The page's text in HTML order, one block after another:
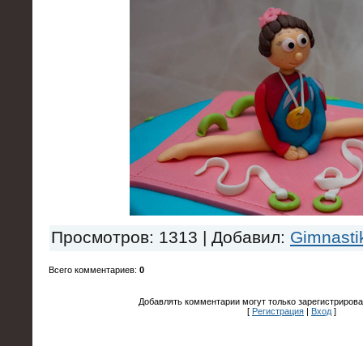
Просмотров: 1313 | Добавил:
Всего комментариев: 0
Добавлять комментарии могут только
[ Регистрация | Вход ]